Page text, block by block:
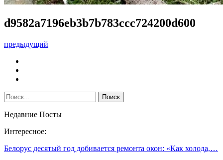
d9582a7196eb3b7b783ccc724200d600
предыдущий
Недавние Посты
Интересное:
Белорус десятый год добивается ремонта окон: «Как холода,…